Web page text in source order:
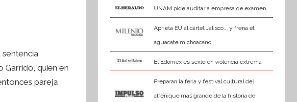
Garrido, quien en
pareja
UNAM pide auditar a empresa de examen
Aprieta EU al cártel Jalisco... y frena el
aguacate michoacano
El Edomex es sexto en violencia extrema
Preparan la feria y festival cultural del
alfeñique más grande de la historia de